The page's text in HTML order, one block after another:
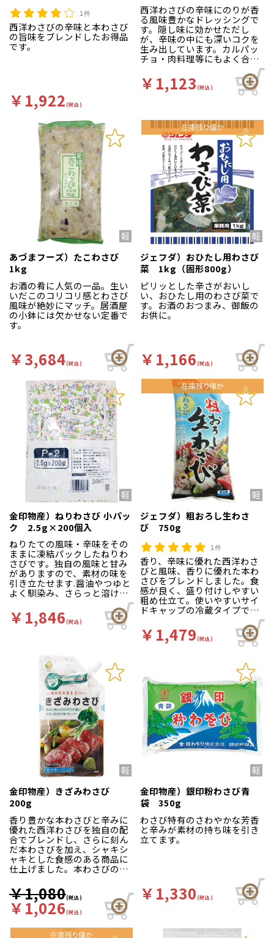
1件
西洋わさびの辛味と本わさび
の旨味をブレンドしたお得品
です。
￥1,922(税込)
西洋わさびの辛味にのりが香
る風味豊かなドレッシングで
す。隠し味に効かせただし
が、辛味の中にも深いコクを
生み出しています。カルパッ
チョ・肉料理等にもよく合い
￥1,123(税込)
あづまフーズ）たこわさび
1kg
お酒の肴に人気の一品。生い
いだこのコリコリ感とわさび
風味が絶妙にマッチ。居酒屋
の小鉢には欠かせない定番で
す。
￥3,684(税込)
ジェフダ）おひたし用わさび
菜 1kg（固形800g）
ピリッとした辛さがおいし
い、おひたし用のわさび菜で
す。お酒のおつまみ、御飯の
お供に。
￥1,166(税込)
金印物産）ねりわさび 小パッ
ク 2.5g×200個入
ねりたての風味・辛味をその
ままに凍結パックしたねりわ
さびです。独自の風味と甘み
がありますので、素材の味を
引き立たせます.醤油やつゆと
よく馴染み、さらっと溶けま
￥1,846(税込)
ジェフダ）粗おろし生わさ
び 750g
1件
香り、辛味に優れた西洋わさ
びと風味、香りに優れた本わ
さびをブレンドしました。食
感が良く、盛り付けしやすい
粗め仕立て。使いやすいサイ
ドキャップの冷蔵タイプで
￥1,479(税込)
金印物産）きざみわさび
200g
香り豊かな本わさびと辛みに
優れた西洋わさびを独自の配
合でブレンドし、さらに刻ん
だ本わさびを加え、シャキシ
ャキとした食感のある商品に
仕上げました。本わさびの爽
と召し上がれます。適量を絞
り出し、お肉の上にのせてお
召し上がりください。焼肉や
ステーキなどの肉料理に最
適。
￥1,080(税込)
￥1,026(税込)
金印物産）銀印粉わさび青
袋 350g
わさび特有のさわやかな芳香
と辛みが素材の持ち味を引き
立てます。
￥1,330(税込)